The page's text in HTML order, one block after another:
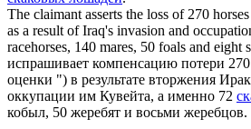
The claimant asserts the loss of 270
as a result of Iraq's invasion and
racehorses, 140 mares, 50 foals and eight
испрашивает компенсацию потери
оценки ") в результате вторжения
оккупации им Кувейта, а именно 72
кобыл, 50 жеребят и восьми жеребцов.